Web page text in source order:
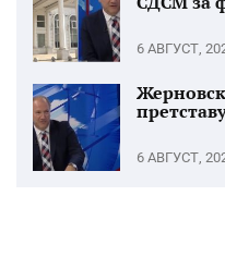
6 АВГУСТ,
6 АВГУСТ,